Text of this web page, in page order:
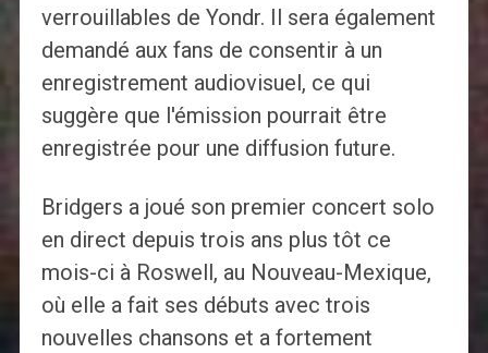
verrouillables de Yondr. Il sera également
demandé aux fans de consentir à un
enregistrement audiovisuel, ce qui
suggère que l'émission pourrait être
enregistrée pour une diffusion future.
Bridgers a joué son premier concert solo
en direct depuis trois ans plus tôt ce
mois-ci à Roswell, au Nouveau-Mexique,
où elle a fait ses débuts avec trois
nouvelles chansons et a fortement